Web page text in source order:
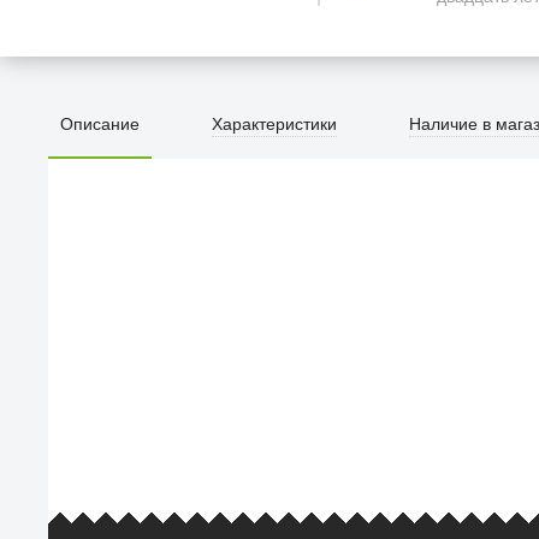
Описание Характеристики Наличие в